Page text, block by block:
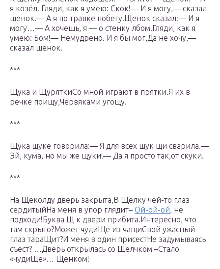
я козёл. Гляди, как я умею: Скок!— И я могу,— сказал
щенок.— А я по травке побегу!Щенок сказал:— И я
могу…— А хочешь, я — о стенку лбом.Гляди, как я
умею: Бом!— Немудрено. И я бы мог,Да не хочу,—
сказал щенок.
***
Щука и ЩуряткиСо мной играют в прятки.Я их в
речке поищу,Червяками угощу.
***
Щука щуке говорила:— Я для всех щук щи сварила.—
Эй, кума, но мы же щуки!— Да я просто так,от скуки.
***
На Щеколду дверь закрыта,В Щелку чей-то глаз
сердитыйНа меня в упор глядит– Ой-ой-ой, не
подходи!Буква Щ к двери прибита.Интересно, что
там скрыто?Может чудиЩе из чащиСвой ужасный
глаз тараЩит?И меня в один присестНе задумываясь
съест? …Дверь открылась со Щелчком –Стало
«чудиЩе»… Щенком!